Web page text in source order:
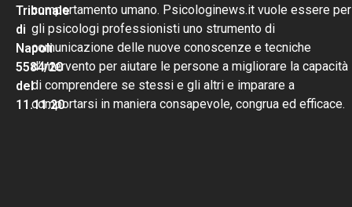
Tribunale
di
Napoli
5584/20
del
11.11.20
comportamento umano. Psicologinews.it vuole essere per
gli psicologi professionisti uno strumento di
comunicazione delle nuove conoscenze e tecniche
d’intervento per aiutare le persone a migliorare la capacità
di comprendere se stessi e gli altri e imparare a
comportarsi in maniera consapevole, congrua ed efficace.